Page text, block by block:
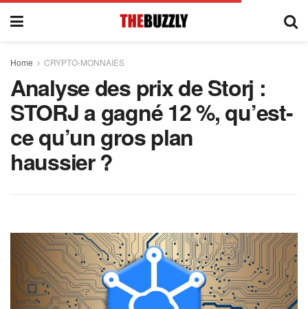
Home CRYPTO-MONNAIES
Analyse des prix de Storj :
STORJ a gagné 12 %, qu’est-
ce qu’un gros plan
haussier ?